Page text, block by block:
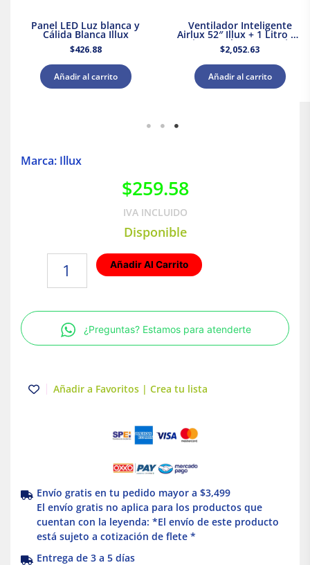
Panel LED Luz blanca y
Cálida Blanca Illux
$426.88
Añadir al carrito
Ventilador Inteligente
Airlux 52″ Illux + 1 Litro de
Pintura Blanca Acuario
$2,052.63
Añadir al carrito
Marca: Illux
$259.58
IVA INCLUIDO
Disponible
fría
8W
Negro
Añadir Al Carrito
¿Preguntas? Estamos para atenderte
Añadir a Favoritos | Crea tu lista
Envío gratis en tu pedido mayor a $3,499
El envío gratis no aplica para los productos que
cuentan con la leyenda: *El envío de este producto
está sujeto a cotización de flete *
Entrega de 3 a 5 días